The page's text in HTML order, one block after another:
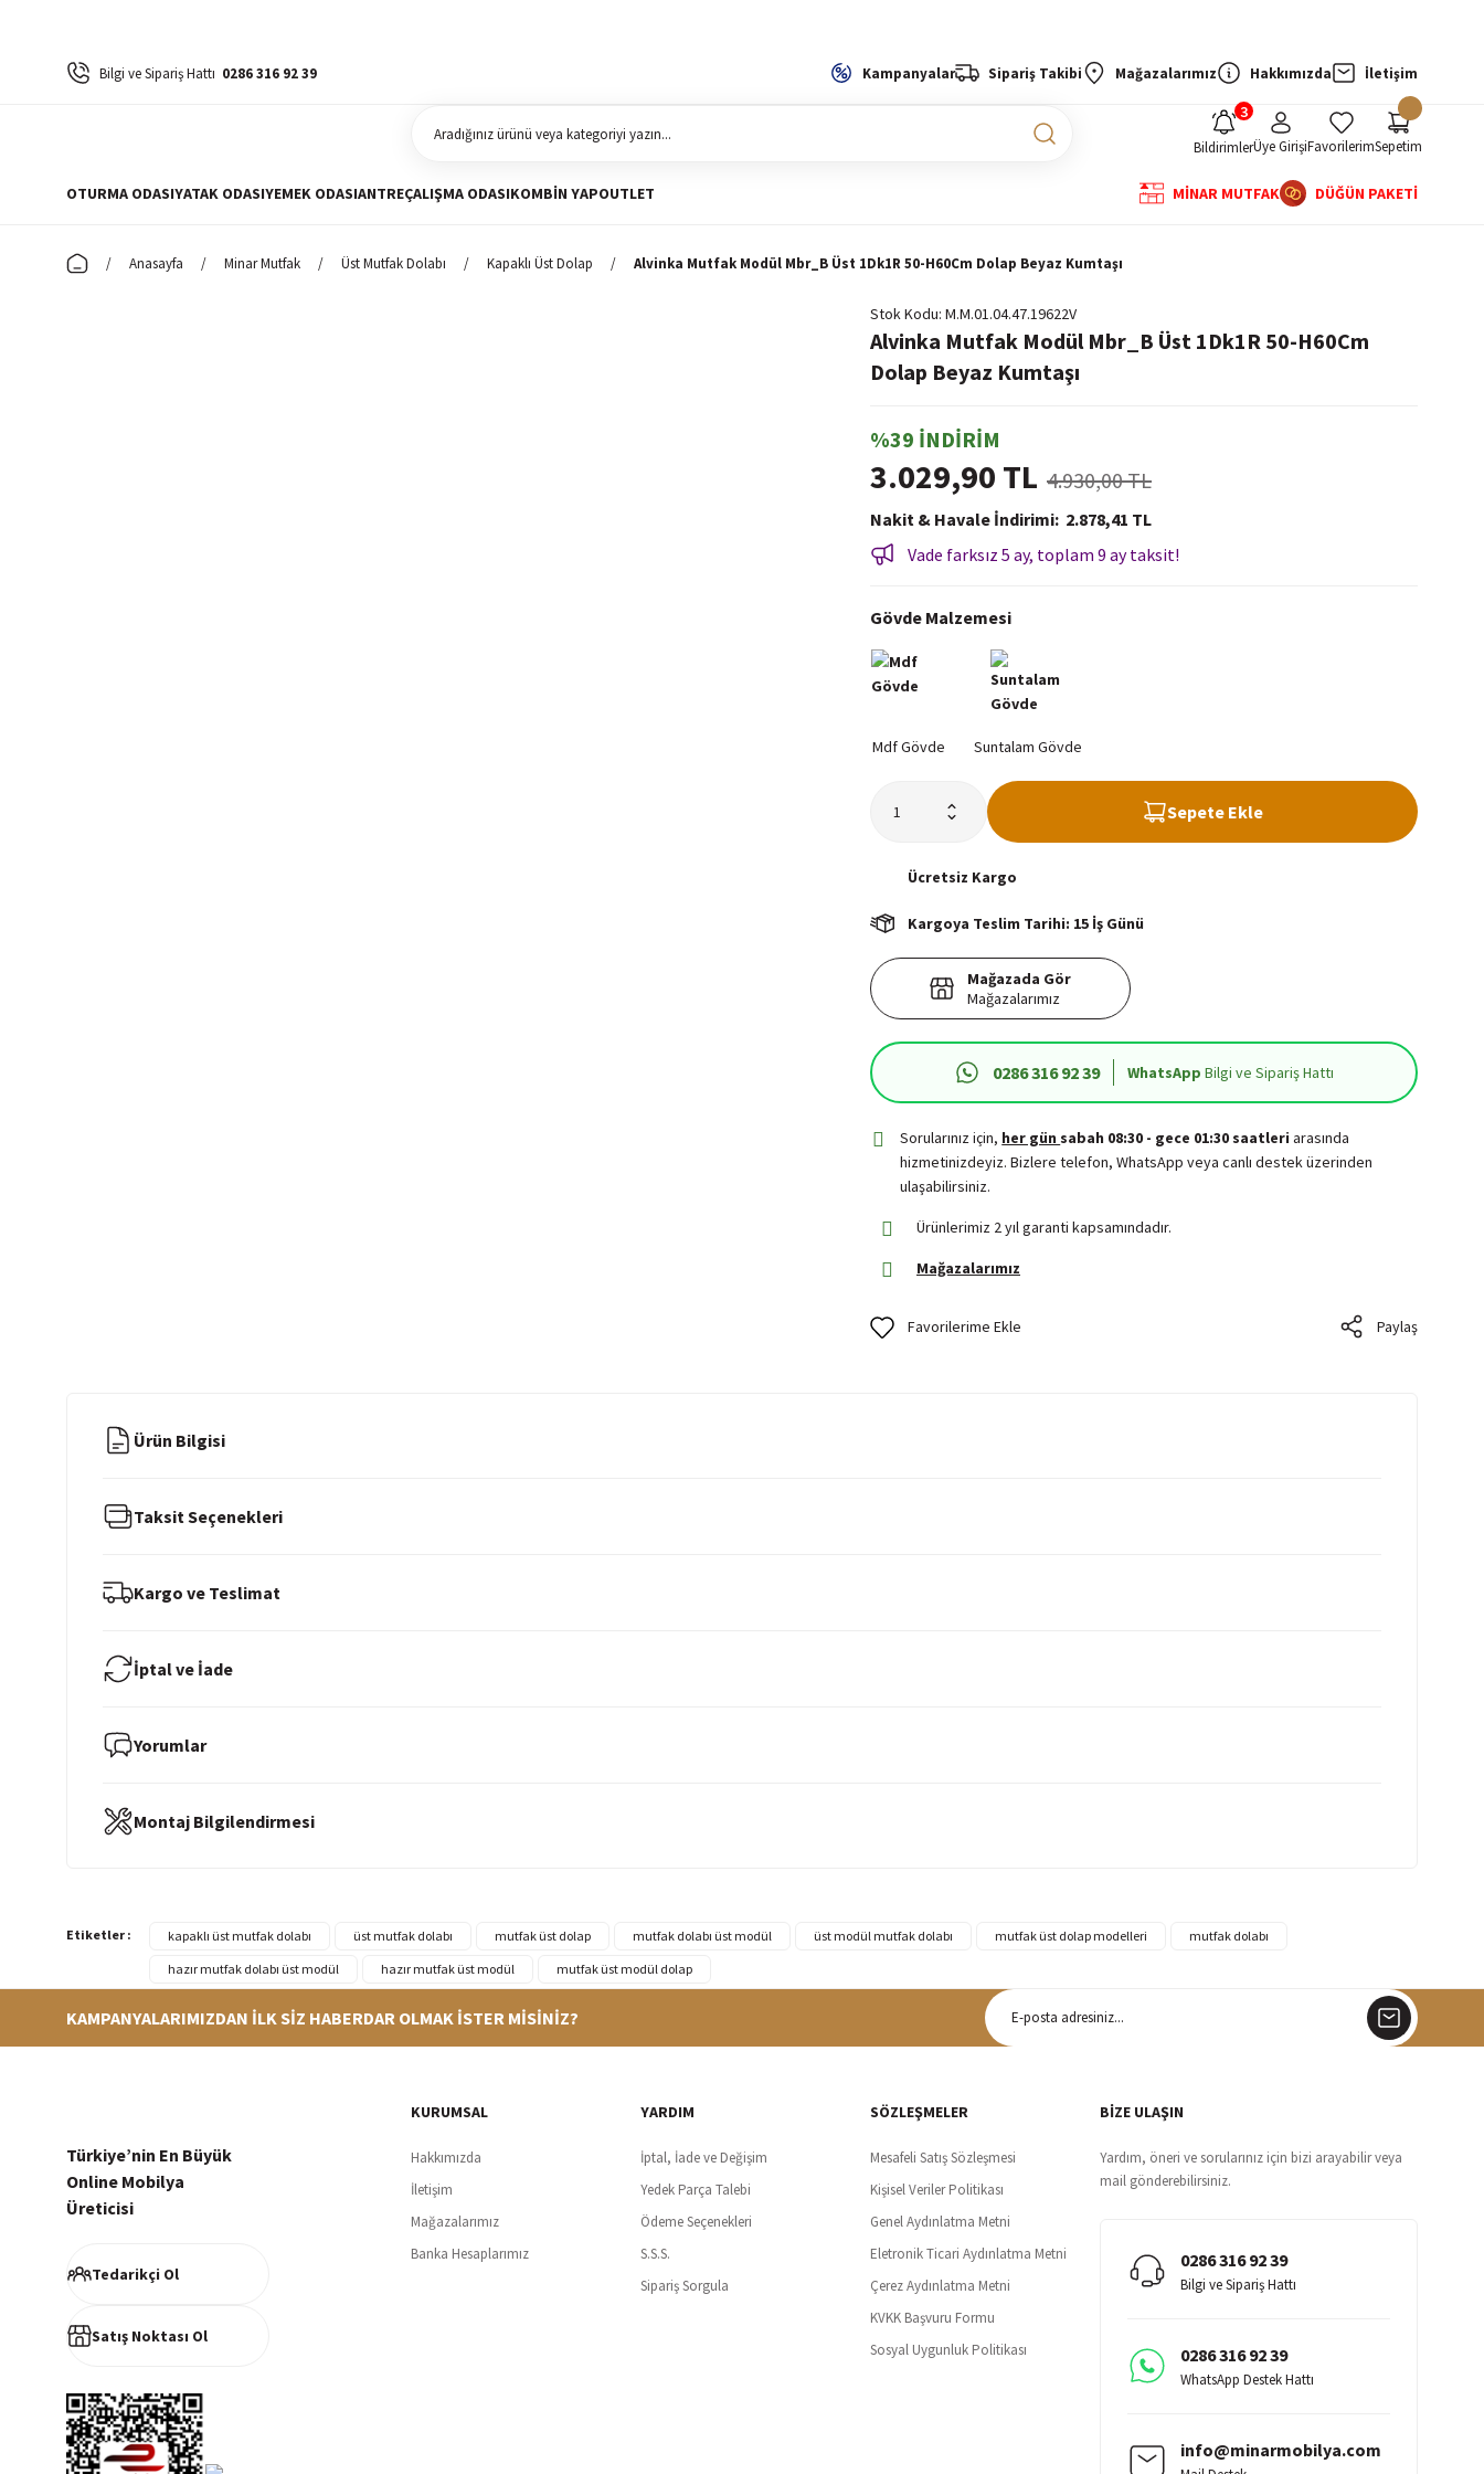
Bilgi ve Sipariş Hattı 0286 316 92 39 Kampanyalar Sipariş Takibi Mağazalarımız Hakkımızda İletişim
BildirimlerÜye GirişiFavorilerimSepetim
OTURMA ODASIYATAK ODASIYEMEK ODASIANTREÇALIŞMA ODASIKOMBIN YAPOUTLET MİNAR MUTFAK DÜĞÜN PAKETİ
Anasayfa Minar Mutfak Üst Mutfak Dolabı Kapaklı Üst Dolap Alvinka Mutfak Modül Mbr_B Üst 1Dk1R 50-H60Cm Dolap Beyaz Kumtaşı
Stok Kodu M.M.01.04.47.19622V
Alvinka Mutfak Modül Mbr_B Üst 1Dk1R 50-H60Cm
Dolap Beyaz Kumtaşı
%39 İNDİRİM
3.029,90 TL 4.930,00 TL
Nakit & Havale İndirimi 2.878,41 TL
Vade farksız 5 ay, toplam 9 ay taksit!
Gövde Malzemesi
Sepete Ekle
Ücretsiz Kargo
Kargoya Teslim Tarihi: 15 İş Günü
Mağazada Gör
Mağazalarımız
0286 316 92 39 WhatsApp Bilgi ve Sipariş Hattı
Sorularınız için, her gün sabah 08:30 - gece 01:30 saatleriarasında
hizmetinizdeyiz. Bizlere telefon, WhatsApp veya canlı destek üzerinden
ulaşabilirsiniz.
Ürünlerimiz 2 yıl garanti kapsamındadır.
Mağazalarımız
Paylaş
Ürün Bilgisi
Taksit Seçenekleri
Kargo ve Teslimat
İptal ve İade
Yorumlar
Montaj Bilgilendirmesi
Etiketler : kapaklı üst mutfak dolabı üst mutfak dolabı mutfak üst dolap mutfak dolabı üst modül üst modül mutfak dolabı mutfak üst dolap modelleri
mutfak dolabı
hazır mutfak dolabı üst modül
hazır mutfak üst modül mutfak üst modül dolap
Siparişleriniz en kısa sürede hazırlanarak kargoya verilir
256Bit SSl sertifikası ve 3D ödeme ile bilgileriniz güvende
Tüm ürünlerde ücretsiz teslimat
%100 müşteri memnuniyeti odaklı ve güvenilir hizmet anlayışı
KAMPANYALARIMIZDAN İLK SİZ HABERDAR OLMAK İSTER MİSİNİZ?
Türkiye’nin En Büyük
Online Mobilya
Üreticisi
Tedarikçi Ol
Satış Noktası Ol
KURUMSAL
Hakkımızda
İletişim
Mağazalarımız
Banka Hesaplarımız
YARDIM
İptal, İade ve Değişim
Yedek Parça Talebi
Ödeme Seçenekleri
S.S.S.
Sipariş Sorgula
SÖZLEŞMELER
Mesafeli Satış Sözleşmesi
Kişisel Veriler Politikası
Genel Aydınlatma Metni
Eletronik Ticari Aydınlatma Metni
Çerez Aydınlatma Metni
KVKK Başvuru Formu
Sosyal Uygunluk Politikası
BİZE ULAŞIN
Yardım, öneri ve sorularınız için bizi arayabilir veya
mail gönderebilirsiniz.
0286 316 92 39
Bilgi ve Sipariş Hattı
0286 316 92 39
WhatsApp Destek Hattı
info@minarmobilya.com